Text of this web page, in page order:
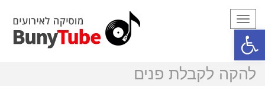
פתח סרגל נגישות
תפריט
להקה לקבלת פנים